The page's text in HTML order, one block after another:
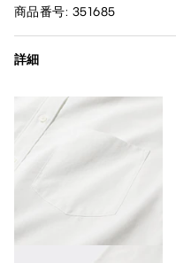
商品番号: 351685
詳細